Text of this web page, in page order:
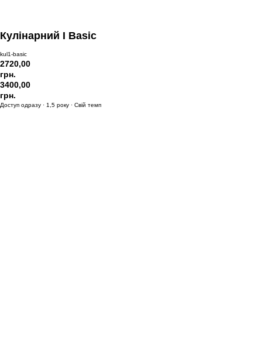
Кулінарний I Basic
kul1-basic
2720,00
грн.
3400,00
грн.
Доступ одразу · 1,5 року · Свій темп